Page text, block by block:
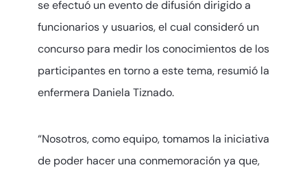
se efectuó un evento de difusión dirigido a
funcionarios y usuarios, el cual consideró un
concurso para medir los conocimientos de los
participantes en torno a este tema, resumió la
enfermera Daniela Tiznado.
“Nosotros, como equipo, tomamos la iniciativa
de poder hacer una conmemoración ya que,